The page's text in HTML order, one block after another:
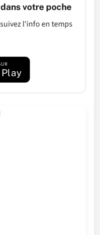
votre poche
l'info en temps